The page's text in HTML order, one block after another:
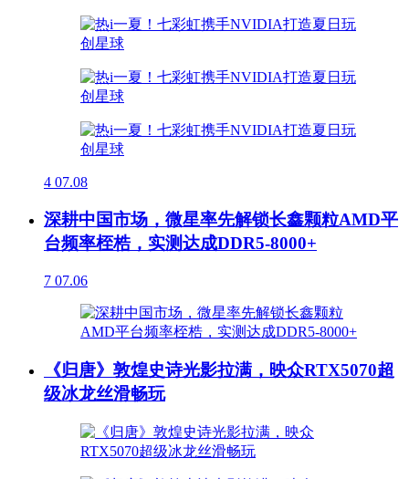
4 07.08
深耕中国市场，微星率先解锁长鑫颗粒AMD平
台频率桎梏，实测达成DDR5-8000+
7 07.06
《归唐》敦煌史诗光影拉满，映众RTX5070超
级冰龙丝滑畅玩